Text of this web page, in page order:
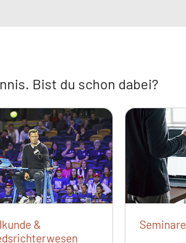
Bist du schon dabei?
&
Seminare